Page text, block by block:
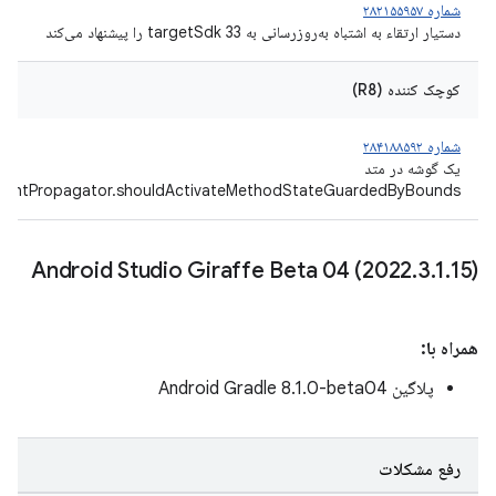
شماره ۲۸۲۱۵۵۹۵۷
دستیار ارتقاء به اشتباه به‌روزرسانی به targetSdk 33 را پیشنهاد می‌کند
کوچک کننده (R8)
شماره ۲۸۴۱۸۸۵۹۲
یک گوشه در متد
Android Studio Giraffe Beta 04 (2022.3.1.15)
همراه با:
پلاگین Android Gradle 8.1.0-beta04
رفع مشکلات